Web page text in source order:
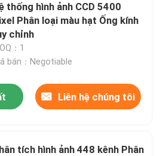
hạt
mì
thống hình ảnh CCD 5400
Phân loại màu hạt Ống kính
chỉnh
：1
bán：Negotiable
Liên hệ chúng tôi
tích hình ảnh 448 kênh Phân